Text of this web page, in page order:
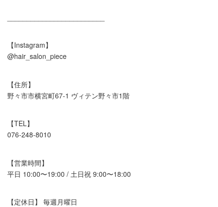
【Instagram】
@hair_salon_piece
【住所】
野々市市横宮町67-1 ヴィテン野々市1階
【TEL】
076-248-8010
【営業時間】
平日 10:00〜19:00 / 土日祝 9:00〜18:00
【定休日】 毎週月曜日